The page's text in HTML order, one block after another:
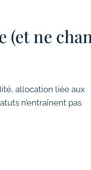
(et ne
allocation liée aux
n’entraînent pas